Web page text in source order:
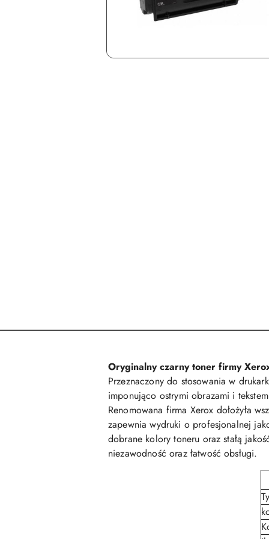
Oryginalny czarny toner firmy
Przeznaczony do stosowania w
imponująco ostrymi obrazami i
Renomowana firma Xerox dołożyła
zapewnia wydruki o profesjonalnej
dobrane kolory toneru oraz stałą
niezawodność oraz łatwość obsługi.